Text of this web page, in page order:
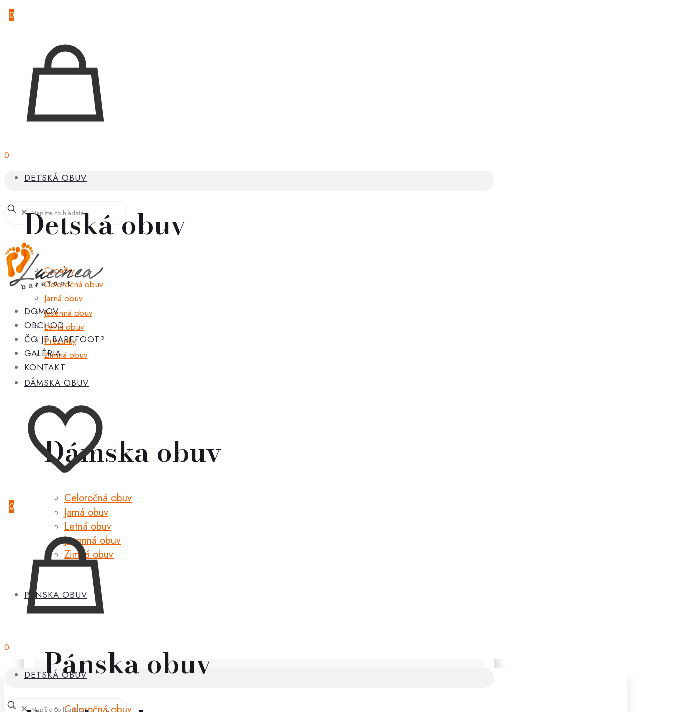
0
0
DETSKÁ OBUV
Detská obuv
Capačky
Celoročná obuv
Jarná obuv
Jesenná obuv
Letná obuv
Prezuvky
Zimná obuv
DÁMSKA OBUV
Dámska obuv
Celoročná obuv
Jarná obuv
Letná obuv
Jesenná obuv
Zimná obuv
PÁNSKA OBUV
Pánska obuv
✕
DOMOV
OBCHOD
ČO JE BAREFOOT?
GALÉRIA
KONTAKT
0
0
DETSKÁ OBUV
✕